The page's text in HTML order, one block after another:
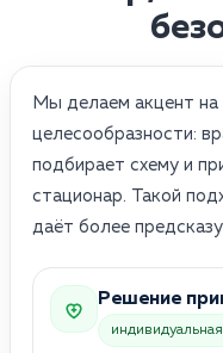
Мы делаем акцент на
целесообразности:
подбирает схему и
стационар. Такой
даёт более
Решение